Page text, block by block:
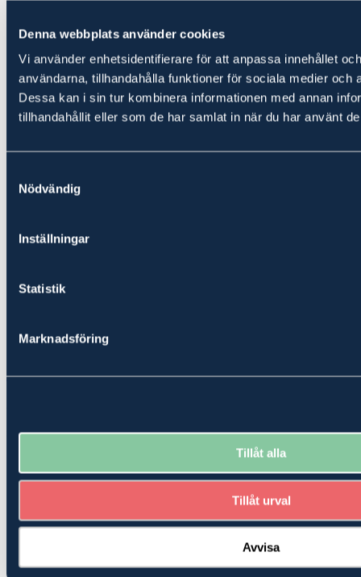
Denna webbplats använder cookies
Vi använder enhetsidentifierare för att anpassa innehållet
användarna, tillhandahålla funktioner för sociala medier och
Dessa kan i sin tur kombinera informationen med annan
tillhandahållit eller som de har samlat in när du har använt
Nödvändig
Inställningar
Statistik
Marknadsföring
Tillåt alla
Tillåt urval
Avvisa
Slutpris 2 900 000 kr
Skog
Avskilt och trivsamt torp på skogsfastighet
Slutpris 950 000 kr